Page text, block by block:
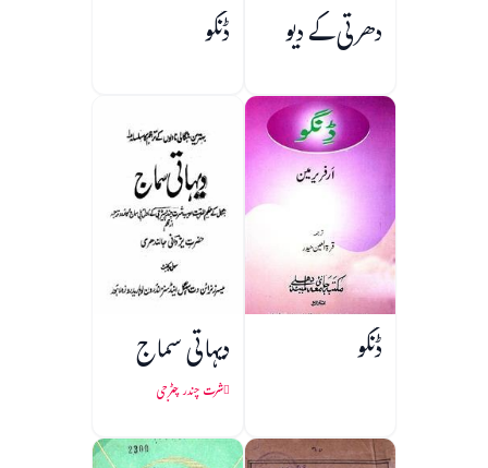
دھرتی کے دیو ڈنگو
ڈنگو دیہاتی سماج
شرت چندر چٹرجی